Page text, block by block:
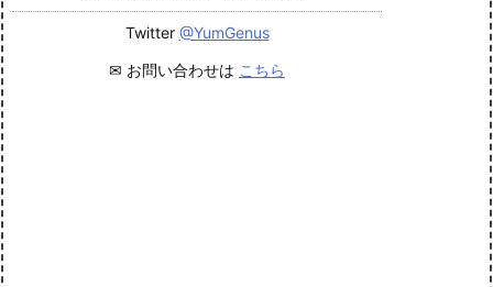
Twitter @YumGenus
✉ お問い合わせは こちら